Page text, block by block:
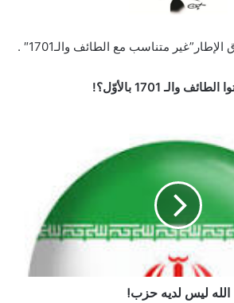
متناسب مع الطائف والـ1701″ .
1701 بالأوّل؟!
الله ليس لديه حزب!